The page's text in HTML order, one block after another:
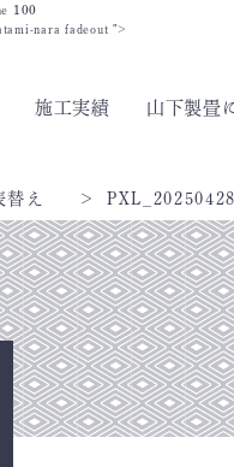
100
nara fadeout ">
施工実績 山下製畳
替え